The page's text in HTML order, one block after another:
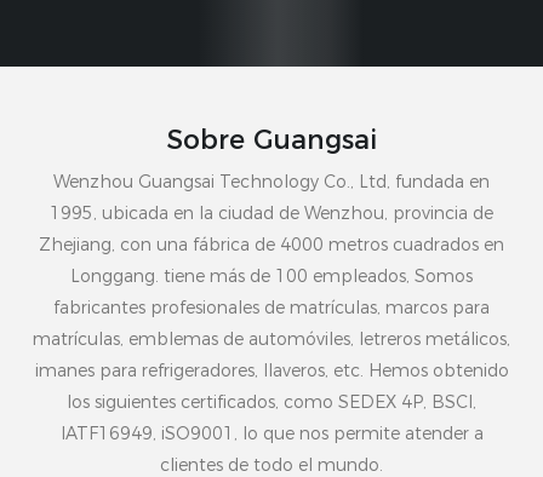
Sobre Guangsai
Wenzhou Guangsai Technology Co., Ltd, fundada en
1995, ubicada en la ciudad de Wenzhou, provincia de
Zhejiang, con una fábrica de 4000 metros cuadrados en
Longgang. tiene más de 100 empleados, Somos
fabricantes profesionales de matrículas, marcos para
matrículas, emblemas de automóviles, letreros metálicos,
imanes para refrigeradores, llaveros, etc. Hemos obtenido
los siguientes certificados, como SEDEX 4P, BSCI,
IATF16949, iSO9001, lo que nos permite atender a
clientes de todo el mundo.